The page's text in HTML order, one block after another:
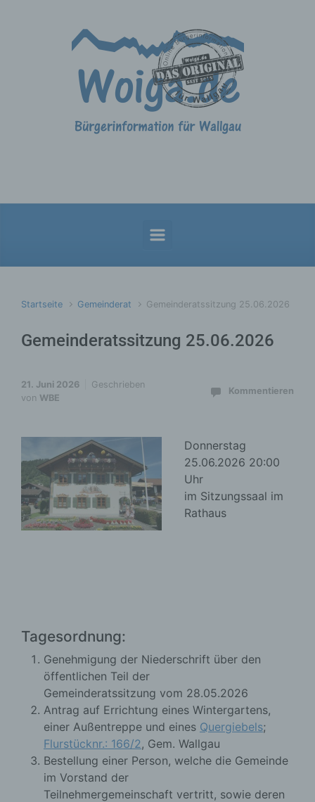
Startseite Gemeinderat Gemeinderatssitzung 25.06.2026
Gemeinderatssitzung 25.06.2026
21. Juni 2026
Geschrieben
von WBE
Kommentieren
Donnerstag
25.06.2026 20:00
Uhr
im Sitzungssaal im
Rathaus
Tagesordnung:
Genehmigung der Niederschrift über den
öffentlichen Teil der
Gemeinderatssitzung vom 28.05.2026
Antrag auf Errichtung eines Wintergartens,
einer Außentreppe und eines Quergiebels;
Flurstücknr.: 166/2, Gem. Wallgau
Bestellung einer Person, welche die Gemeinde
im Vorstand der
Teilnehmergemeinschaft vertritt, sowie deren